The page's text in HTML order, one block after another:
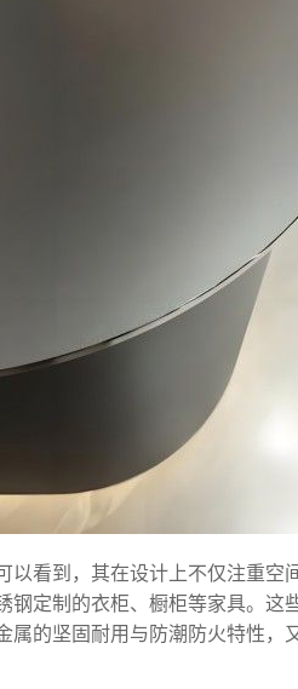
以看到，其在设计上不仅注重空
定制的衣柜、橱柜等家具。这
属的坚固耐用与防潮防火特性，